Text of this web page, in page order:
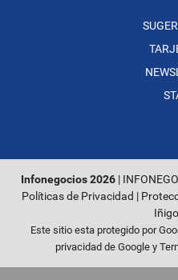
Infonegocios 2026 |
Políticas de Privacidad |
Este sitio esta protegido por
privacidad de Googley